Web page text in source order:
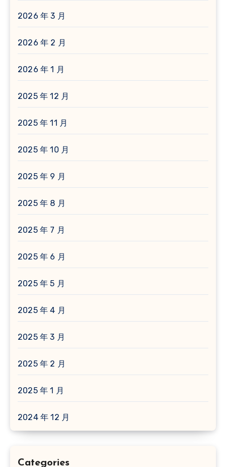
2026 年 3 月
2026 年 2 月
2026 年 1 月
2025 年 12 月
2025 年 11 月
2025 年 10 月
2025 年 9 月
2025 年 8 月
2025 年 7 月
2025 年 6 月
2025 年 5 月
2025 年 4 月
2025 年 3 月
2025 年 2 月
2025 年 1 月
2024 年 12 月
Categories